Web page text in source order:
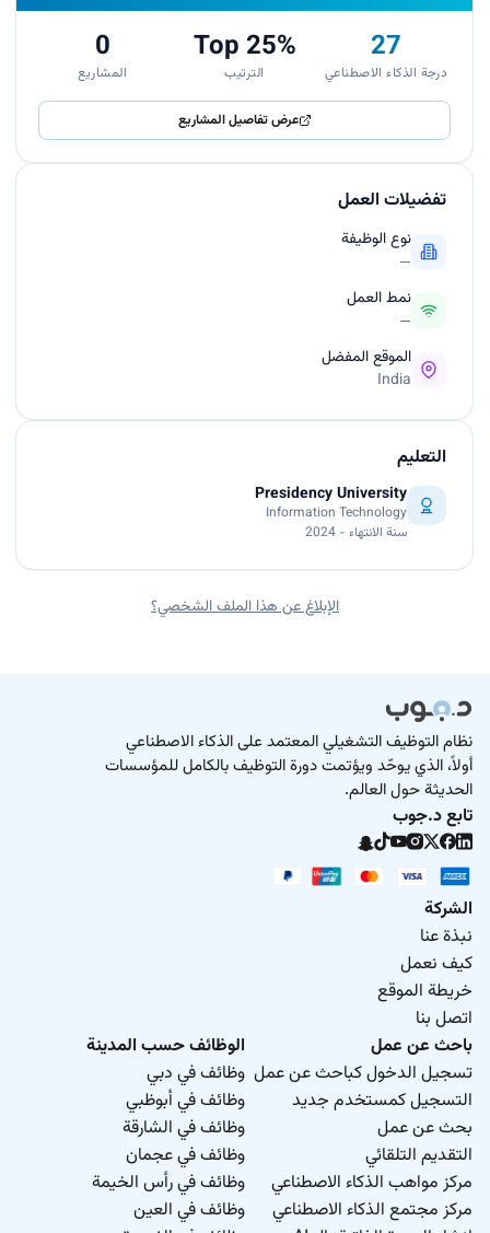
27
درجة الذكاء الاصطناعي
Top 25%
الترتيب
0
المشاريع
عرض تفاصيل المشاريع
تفضيلات العمل
نوع الوظيفة
—
نمط العمل
—
الموقع المفضل
India
التعليم
Presidency University
Information Technology
سنة الانتهاء - 2024
الإبلاغ عن هذا الملف الشخصي؟
نظام التوظيف التشغيلي المعتمد على الذكاء الاصطناعي
أولاً، الذي يوحّد ويؤتمت دورة التوظيف بالكامل للمؤسسات
الحديثة حول العالم.
تابع د.جوب
الشركة
نبذة عنا
كيف نعمل
خريطة الموقع
اتصل بنا
باحث عن عمل
تسجيل الدخول كباحث عن عمل
التسجيل كمستخدم جديد
بحث عن عمل
التقديم التلقائي
مركز مواهب الذكاء الاصطناعي
مركز مجتمع الذكاء الاصطناعي
الوظائف حسب المدينة
وظائف في دبي
وظائف في أبوظبي
وظائف في الشارقة
وظائف في عجمان
وظائف في رأس الخيمة
وظائف في العين